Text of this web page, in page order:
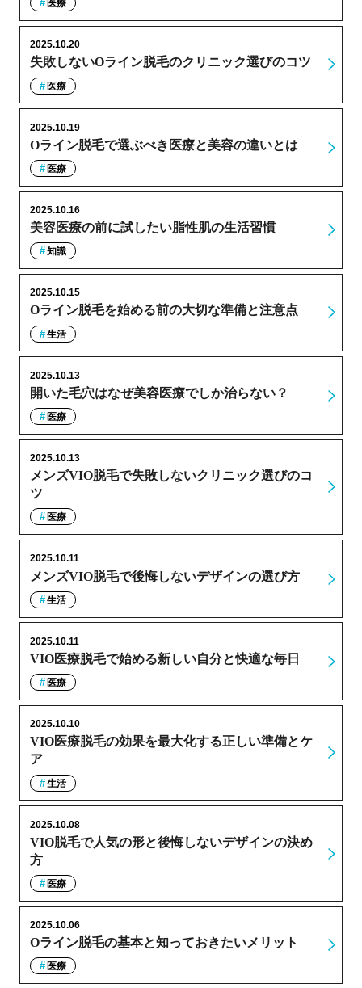
医療
失敗しないOライン脱毛のクリニック選びのコツ
2025.10.20
医療
Oライン脱毛で選ぶべき医療と美容の違いとは
2025.10.19
医療
美容医療の前に試したい脂性肌の生活習慣
2025.10.16
知識
Oライン脱毛を始める前の大切な準備と注意点
2025.10.15
生活
開いた毛穴はなぜ美容医療でしか治らない？
2025.10.13
医療
メンズVIO脱毛で失敗しないクリニック選びのコ
ツ
2025.10.13
医療
メンズVIO脱毛で後悔しないデザインの選び方
2025.10.11
生活
VIO医療脱毛で始める新しい自分と快適な毎日
2025.10.11
医療
VIO医療脱毛の効果を最大化する正しい準備とケ
ア
2025.10.10
生活
VIO脱毛で人気の形と後悔しないデザインの決め
方
2025.10.08
医療
Oライン脱毛の基本と知っておきたいメリット
2025.10.06
医療